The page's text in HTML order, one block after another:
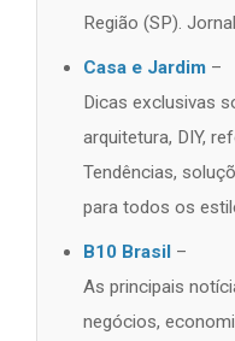
Região (SP).
Casa e Jardim –
Dicas exclusivas
arquitetura, DIY,
Tendências,
para todos os
B10 Brasil –
As principais
negócios,